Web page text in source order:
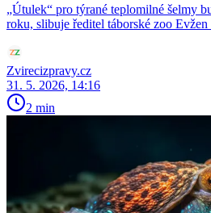
„Útulek“ pro týrané teplomilné šelmy
roku, slibuje ředitel táborské zoo
Zvirecizpravy.cz
31. 5. 2026, 14:16
2 min